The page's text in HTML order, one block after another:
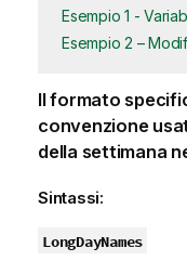
Esempio 1 -
Esempio 2 –
Il formato
convenzione
della settimana
Sintassi:
LongDayNames